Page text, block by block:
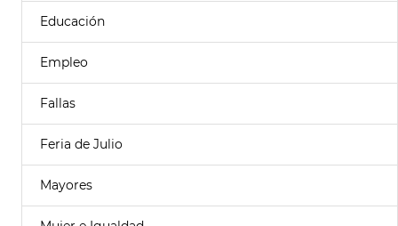
Educación
Empleo
Fallas
Feria de Julio
Mayores